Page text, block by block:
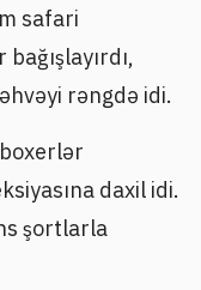
safari
rəngdə idi.
daxil idi.
şortlarla